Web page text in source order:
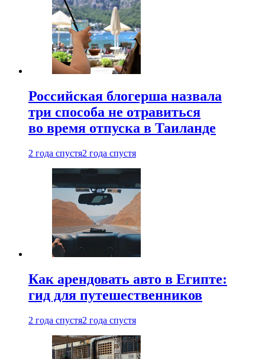
Российская блогерша назвала
три способа не отравиться
во время отпуска в Таиланде
2 года спустя2 года спустя
Как арендовать авто в Египте:
гид для путешественников
2 года спустя2 года спустя